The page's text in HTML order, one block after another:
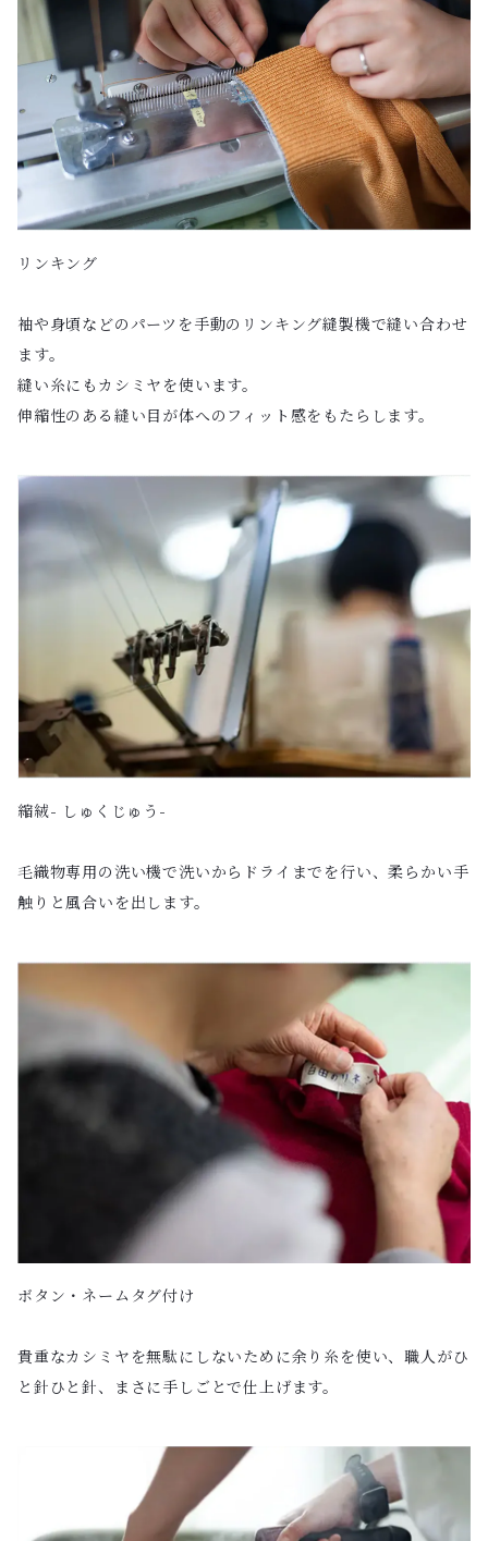
リンキング
袖や身頃などのパーツを手動のリンキング縫製機で縫い合わせ
ます。
縫い糸にもカシミヤを使います。
伸縮性のある縫い目が体へのフィット感をもたらします。
縮絨- しゅくじゅう-
毛織物専用の洗い機で洗いからドライまでを行い、柔らかい手
触りと風合いを出します。
ボタン・ネームタグ付け
貴重なカシミヤを無駄にしないために余り糸を使い、職人がひ
と針ひと針、まさに手しごとで仕上げます。